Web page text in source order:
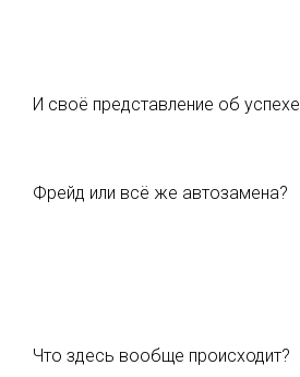
И своё представление об успехе
Фрейд или всё же автозамена?
Что здесь вообще происходит?